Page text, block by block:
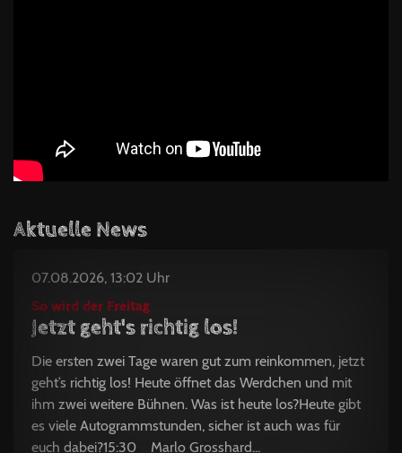
Aktuelle News
07.08.2026, 13:02 Uhr
So wird der Freitag
Jetzt geht's richtig los!
Die ersten zwei Tage waren gut zum reinkommen, jetzt
geht’s richtig los! Heute öffnet das Werdchen und mit
ihm zwei weitere Bühnen. Was ist heute los?Heute gibt
es viele Autogrammstunden, sicher ist auch was für
euch dabei?15:30 Marlo Grosshard...